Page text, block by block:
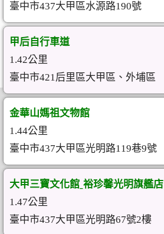
臺中市437大甲區水源路190號
甲后自行車道
1.42公里
臺中市421后里區大甲區、外埔區
金華山媽祖文物館
1.44公里
臺中市437大甲區光明路119巷9號
大甲三寶文化館ˍ裕珍馨光明旗艦店
1.47公里
臺中市437大甲區光明路67號2樓